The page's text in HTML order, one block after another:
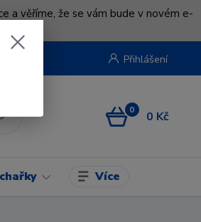
a věříme, že se vám bude v novém e-
Přihlášení
0 0 Kč
Více